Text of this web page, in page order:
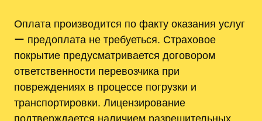
Оплата производится по факту оказания услуг
ー предоплата не требуеться. Страховое
покрытие предусматривается договором
ответственности перевозчика при
повреждениях в процессе погрузки и
транспортировки. Лицензирование
подтверждается наличием разрешительных